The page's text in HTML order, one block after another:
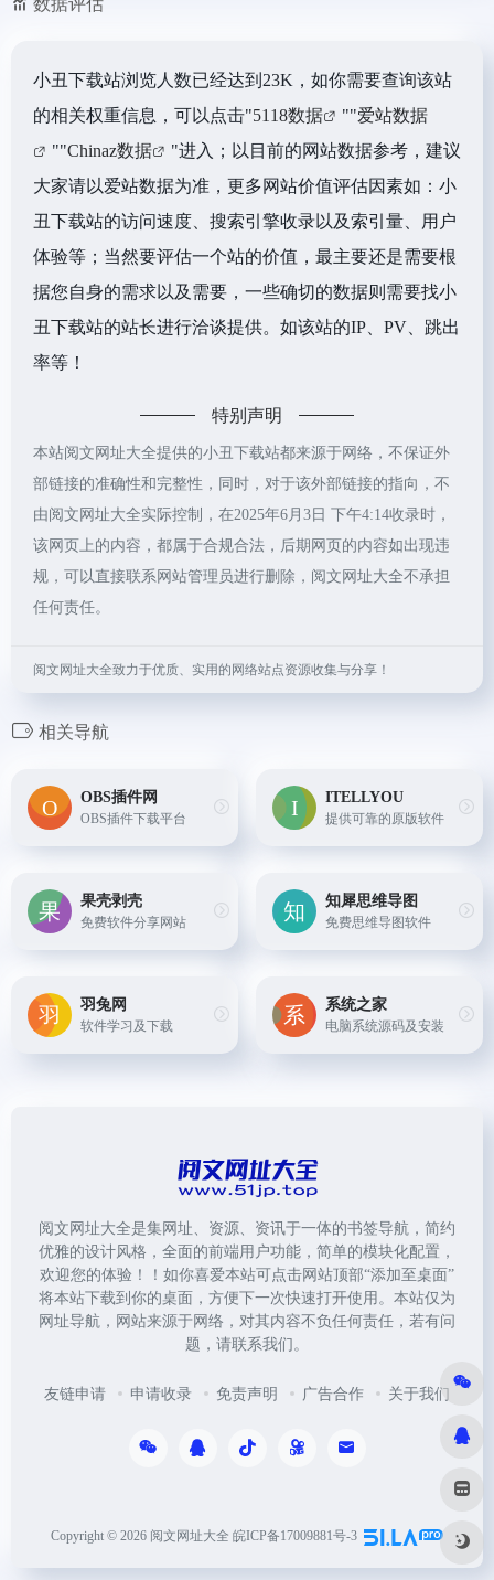
小丑下载站浏览人数已经达到23K，如你需要查询该站
的相关权重信息，可以点击"5118数据 ""爱站数据
""Chinaz数据
"进入；以目前的网站数据参考，建议
大家请以爱站数据为准，更多网站价值评估因素如：小
丑下载站的访问速度、搜索引擎收录以及索引量、用户
体验等；当然要评估一个站的价值，最主要还是需要根
据您自身的需求以及需要，一些确切的数据则需要找小
丑下载站的站长进行洽谈提供。如该站的IP、PV、跳出
率等！
特别声明
本站阅文网址大全提供的小丑下载站都来源于网络，不保证外
部链接的准确性和完整性，同时，对于该外部链接的指向，不
由阅文网址大全实际控制，在2025年6月3日 下午4:14收录时，
该网页上的内容，都属于合规合法，后期网页的内容如出现违
规，可以直接联系网站管理员进行删除，阅文网址大全不承担
任何责任。
阅文网址大全致力于优质、实用的网络站点资源收集与分享！
相关导航
OBS插件网
OBS插件下载平台
ITELLYOU
提供可靠的原版软件
果壳剥壳
免费软件分享网站
知犀思维导图
免费思维导图软件
羽兔网
软件学习及下载
系统之家
电脑系统源码及安装
阅文网址大全是集网址、资源、资讯于一体的书签导航，简约
优雅的设计风格，全面的前端用户功能，简单的模块化配置，
欢迎您的体验！！如你喜爱本站可点击网站顶部“添加至桌面”
将本站下载到你的桌面，方便下一次快速打开使用。本站仅为
网址导航，网站来源于网络，对其内容不负任何责任，若有问
题，请联系我们。
友链申请 申请收录 免责声明 广告合作 关于我们
Copyright © 2026 阅文网址大全 皖ICP备17009881号-3